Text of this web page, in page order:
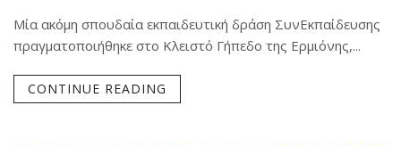
Μία ακόμη σπουδαία εκπαιδευτική δράση ΣυνΕκπαίδευσης
πραγματοποιήθηκε στο Κλειστό Γήπεδο της Ερμιόνης,...
CONTINUE READING